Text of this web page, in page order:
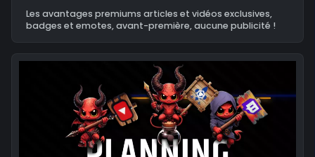
Les avantages premiums articles et vidéos exclusives,
badges et emotes, avant-première, aucune publicité !